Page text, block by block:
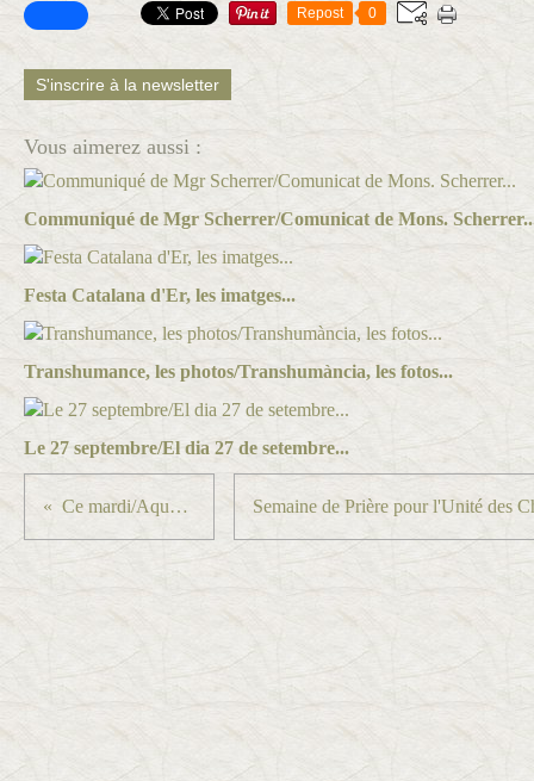
Repost 0
S'inscrire à la newsletter
Vous aimerez aussi :
Communiqué de Mgr Scherrer/Comunicat de Mons.
Festa Catalana d'Er, les imatges...
Transhumance, les photos/Transhumància, les fotos...
Le 27 septembre/El dia 27 de setembre...
Ce mardi/Aquest dimarts...